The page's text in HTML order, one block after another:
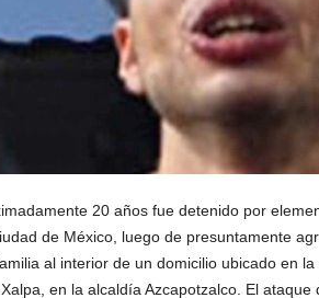
20 años fue detenido por
de México, luego de presuntamente
al interior de un domicilio ubicado en
en la alcaldía Azcapotzalco. El